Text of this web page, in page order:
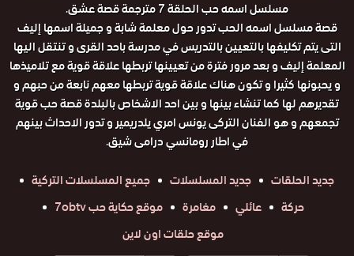
مسلسل اسمه حب الحلقة 7 مترجمة قصة عشق.
قصة مسلسل اسمه الحب تدور حول معلمة شابة و جميلة اسمها إليف
التى يتم تكليفها بالتعيين بالتدريس في مدرسة باحد القرى و تنتقل اليها
المعلمة إليف و بعد مرور فترة من تعيينها تربطها علاقة قوية مع تلاميذها
و يحبونها كثيرا و تكون هناك علاقة قوية تربطها معهم نابعة من حبهم و
تقديرهم لها كما تنشاء بينها و بين احد الاشخاص بالبلدة قصة حب قوية
تجمعهم و هو الفنان التركى يونس امري يلدريمير و تدور الاحداث بينهم
في اطار رومانسي درامى شيق.
جديد الحلقات
جديد المسلسلات
جميع المسلسلات التركية
حركة
عائلي مغامرة
موقع حكاية حب 7obtv
موقع حلقات اون لاين